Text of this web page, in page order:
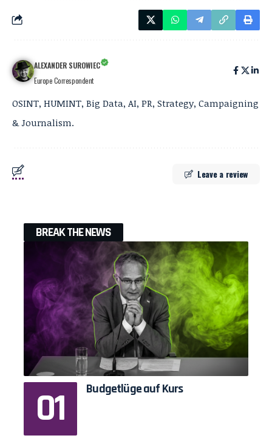
ALEXANDER SUROWIEC
Europe Correspondent
OSINT, HUMINT, Big Data, AI, PR, Strategy, Campaigning
& Journalism.
Leave a review
BREAK THE NEWS
Budgetlüge auf Kurs